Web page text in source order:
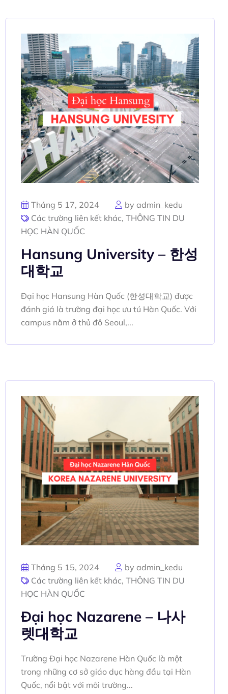
Tháng 5 17, 2024
by admin_kedu
Các trường liên kết khác, THÔNG TIN DU
HỌC HÀN QUỐC
Hansung University – 한성
대학교
Đại học Hansung Hàn Quốc (한성대학교) được
đánh giá là trường đại học ưu tú Hàn Quốc. Với
campus nằm ở thủ đô Seoul,...
Tháng 5 15, 2024
by admin_kedu
Các trường liên kết khác, THÔNG TIN DU
HỌC HÀN QUỐC
Đại học Nazarene – 나사
렛대학교
Trường Đại học Nazarene Hàn Quốc là một
trong những cơ sở giáo dục hàng đầu tại Hàn
Quốc, nổi bật với môi trường...